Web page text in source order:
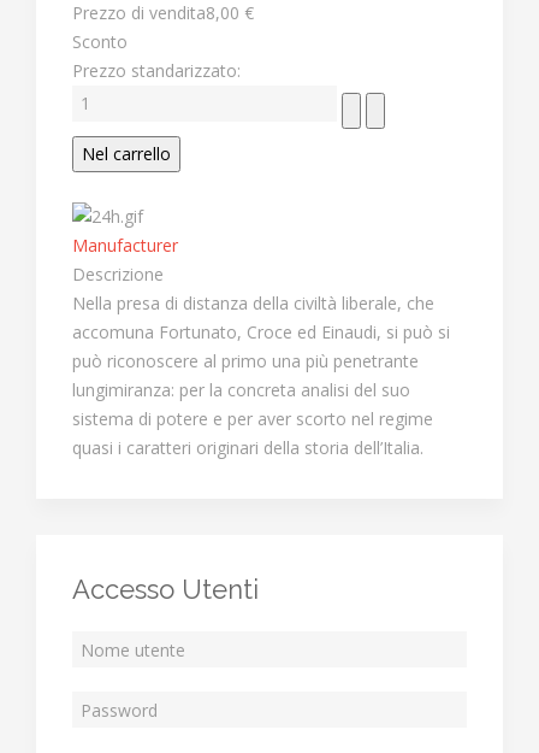
Prezzo di vendita8,00 €
Sconto
Prezzo standarizzato:
Manufacturer
Descrizione
Nella presa di distanza della civiltà liberale, che
accomuna Fortunato, Croce ed Einaudi, si può si
può riconoscere al primo una più penetrante
lungimiranza: per la concreta analisi del suo
sistema di potere e per aver scorto nel regime
quasi i caratteri originari della storia dell’Italia.
Accesso Utenti